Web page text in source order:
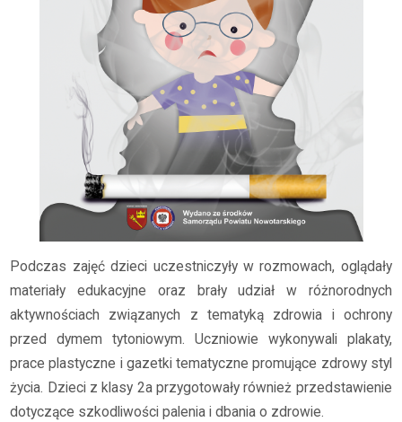
Podczas zajęć dzieci uczestniczyły w rozmowach, oglądały
materiały edukacyjne oraz brały udział w różnorodnych
aktywnościach związanych z tematyką zdrowia i ochrony
przed dymem tytoniowym. Uczniowie wykonywali plakaty,
prace plastyczne i gazetki tematyczne promujące zdrowy styl
życia. Dzieci z klasy 2a przygotowały również przedstawienie
dotyczące szkodliwości palenia i dbania o zdrowie.